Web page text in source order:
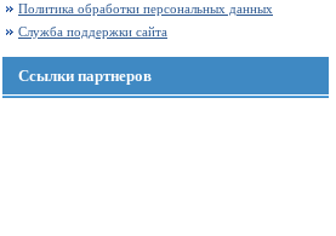
Политика обработки персональных данных
Служба поддержки сайта
Ссылки партнеров